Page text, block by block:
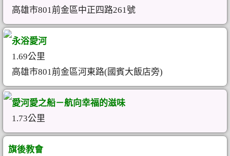
高雄市801前金區中正四路261號
永浴愛河
1.69公里
高雄市801前金區河東路(國賓大飯店旁)
愛河愛之船－航向幸福的滋味
1.73公里
旗後教會